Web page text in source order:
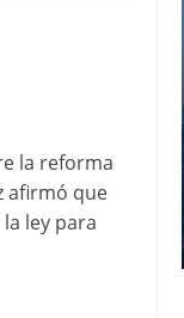
la reforma
afirmó que
ley para